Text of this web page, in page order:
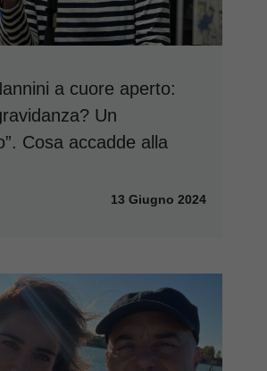
a cuore aperto:
Un
Cosa accadde alla
13 Giugno 2024